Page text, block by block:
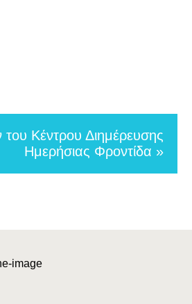
Κέντρου Διημέρευσης
Ημερήσιας Φροντίδα »